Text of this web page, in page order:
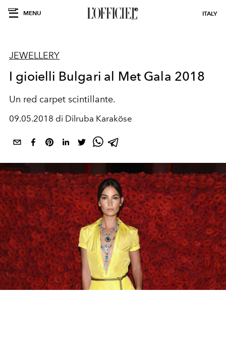
MENU ITALY
JEWELLERY
I gioielli Bulgari al Met Gala 2018
Un red carpet scintillante.
09.05.2018 di Dilruba Karaköse